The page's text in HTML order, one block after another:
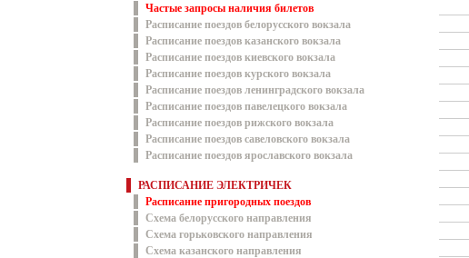
Частые запросы наличия билетов
Расписание поездов белорусского вокзала
Расписание поездов казанского вокзала
Расписание поездов киевского вокзала
Расписание поездов курского вокзала
Расписание поездов ленинградского вокзала
Расписание поездов павелецкого вокзала
Расписание поездов рижского вокзала
Расписание поездов савеловского вокзала
Расписание поездов ярославского вокзала
РАСПИСАНИЕ ЭЛЕКТРИЧЕК
Расписание пригородных поездов
Схема белорусского направления
Схема горьковского направления
Схема казанского направления